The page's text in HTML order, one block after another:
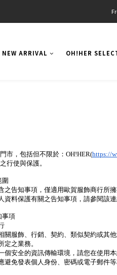
NEW ARRIVAL OH!HER
市，包括但不限於：OH!HER(https://
行使與保護。
之告知事項，僅適用歐賀服飾商行所
資料保護有關之告知事項，請參閱該連
事項
關服飾、行銷、契約、類似契約或其
定之業務。
個安全的資訊傳輸環境，請您在使用
避免發表個人身份、密碼或電子郵件等